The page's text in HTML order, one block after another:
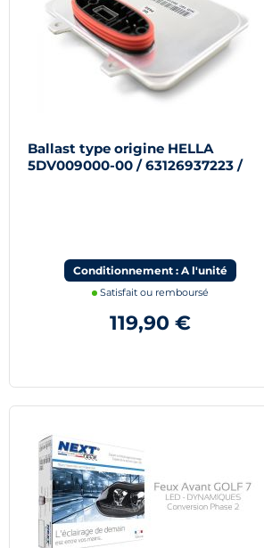
Ballast type origine HELLA
5DV009000-00 / 63126937223 /
Conditionnement : A l'unité
Satisfait ou remboursé
119,90 €